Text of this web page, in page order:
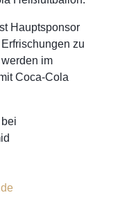
Hauptsponsor
zu
im
Coca-Cola